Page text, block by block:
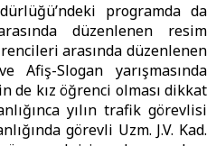
programda da
düzenlenen resim
arasında düzenlenen
Afiş-Slogan yarışmasında
de kız öğrenci olması dikkat
yılın trafik görevlisi
görevli Uzm. J.V. Kad.